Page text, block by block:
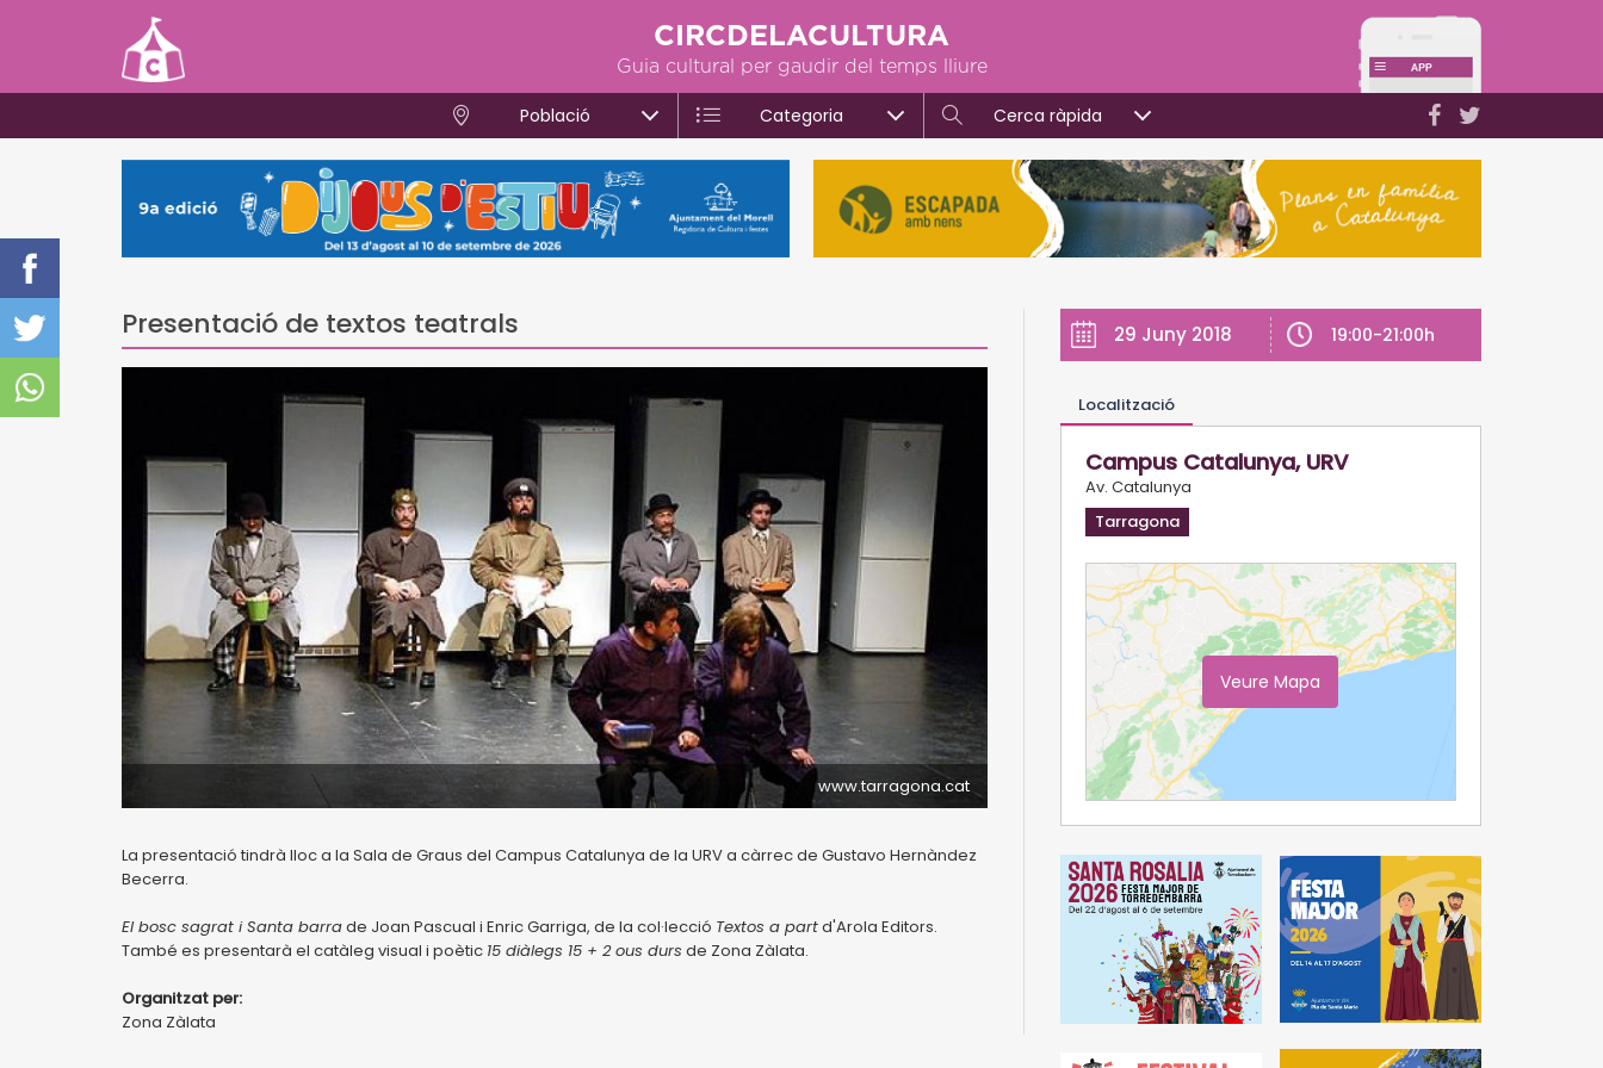
CIRCDELACULTURA
Guia cultural per gaudir del temps lliure
Població Categoria Cerca ràpida
Presentació de textos teatrals
www.tarragona.cat
La presentació tindrà lloc a la Sala de Graus del Campus Catalunya de la URV a càrrec de Gustavo Hernàndez
Becerra.
El bosc sagrat i Santa barrade Joan Pascual i Enric Garriga, de la col·lecció Textos a partd'Arola Editors.
També es presentarà el catàleg visual i poètic 15 diàlegs 15 + 2 ous durs de Zona Zàlata.
Organitzat per:
Zona Zàlata
29 Juny 2018 19:00-21:00h
Localització
Campus Catalunya, URV
Av. Catalunya
Tarragona
Veure Mapa